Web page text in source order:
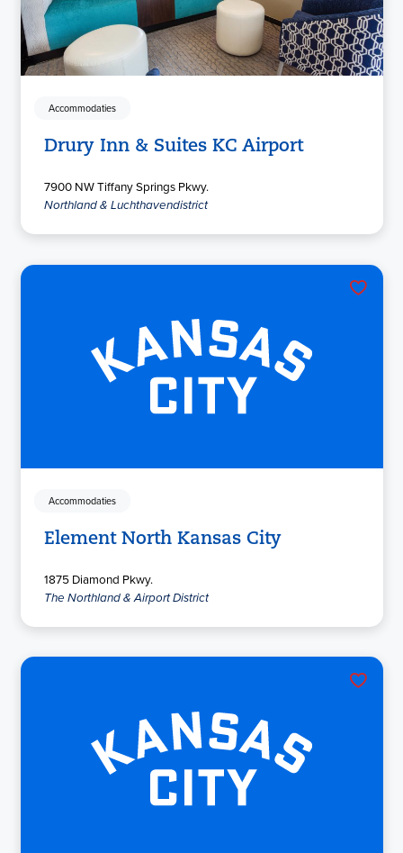
Accommodaties
Drury Inn & Suites KC Airport
7900 NW Tiffany Springs Pkwy.
Northland & Luchthavendistrict
Accommodaties
Element North Kansas City
1875 Diamond Pkwy.
The Northland & Airport District